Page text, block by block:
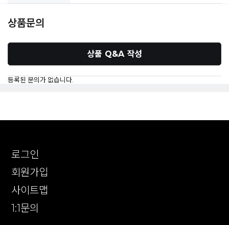
상품문의
상품 Q&A 작성
등록된 문의가 없습니다.
로그인
회원가입
사이트맵
1:1문의